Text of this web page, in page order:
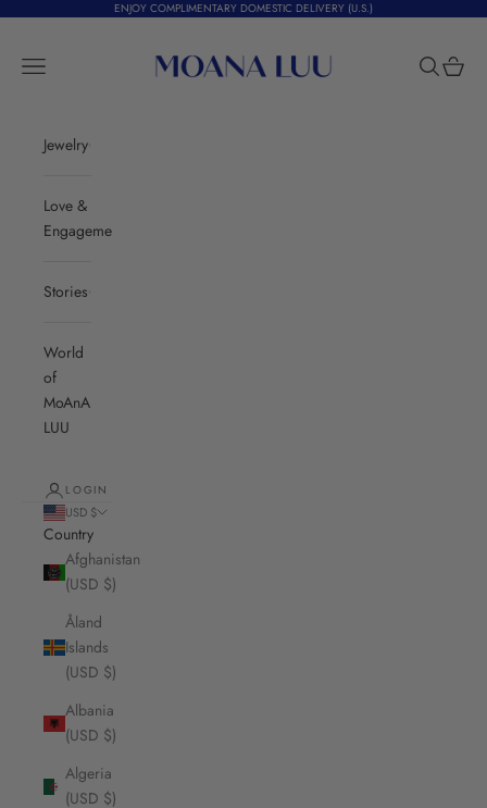
ENJOY COMPLIMENTARY DOMESTIC DELIVERY (U.S.)
Navigation menu
Search
Cart
Jewelry
Love &
Engagement
Stories
World
of
MoAnA
LUU
LOGIN
USD $
Country
Afghanistan
(USD $)
Åland
Islands
(USD $)
Albania
(USD $)
Algeria
(USD $)